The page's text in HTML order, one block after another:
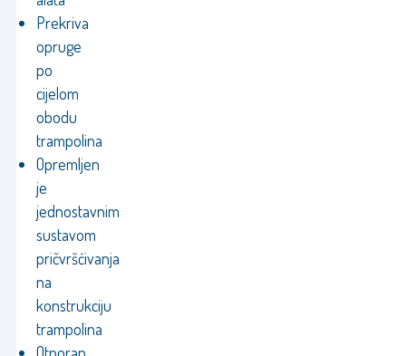
Prekriva
opruge
po
cijelom
obodu
trampolina
Opremljen
je
jednostavnim
sustavom
pričvršćivanja
na
konstrukciju
trampolina